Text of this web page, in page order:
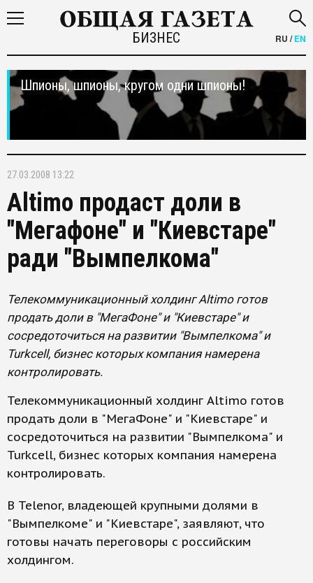
БИЗНЕС RU /EN
Шпионы, шпионы, кругом одни шпионы!
27.03.2008 13:22
Altimo продаст доли в
"Мегафоне" и "Киевстаре"
ради "Вымпелкома"
Телекоммуникационный холдинг Altimo готов
продать доли в "МегаФоне" и "Киевстаре" и
сосредоточиться на развитии "Вымпелкома" и
Turkcell, бизнес которых компания намерена
контролировать.
Телекоммуникационный холдинг Altimo готов
продать доли в "МегаФоне" и "Киевстаре" и
сосредоточиться на развитии "Вымпелкома" и
Turkcell, бизнес которых компания намерена
контролировать.
В Telenor, владеющей крупными долями в
"Вымпелкоме" и "Киевстаре", заявляют, что
готовы начать переговоры с российским
холдингом.